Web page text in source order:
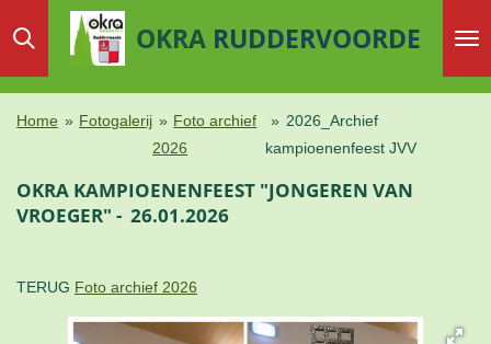
direct
naar
hoofdinhoud
OKRA RUDDERVOORDE
Home » Fotogalerij » Foto archief
2026
» 2026_Archief
kampioenenfeest JVV
OKRA KAMPIOENENFEEST "JONGEREN VAN
VROEGER" - 26.01.2026
TERUG Foto archief 2026